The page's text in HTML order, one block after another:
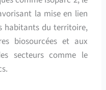
la mise en lien
habitants du territoire,
biosourcées et aux
secteurs comme le